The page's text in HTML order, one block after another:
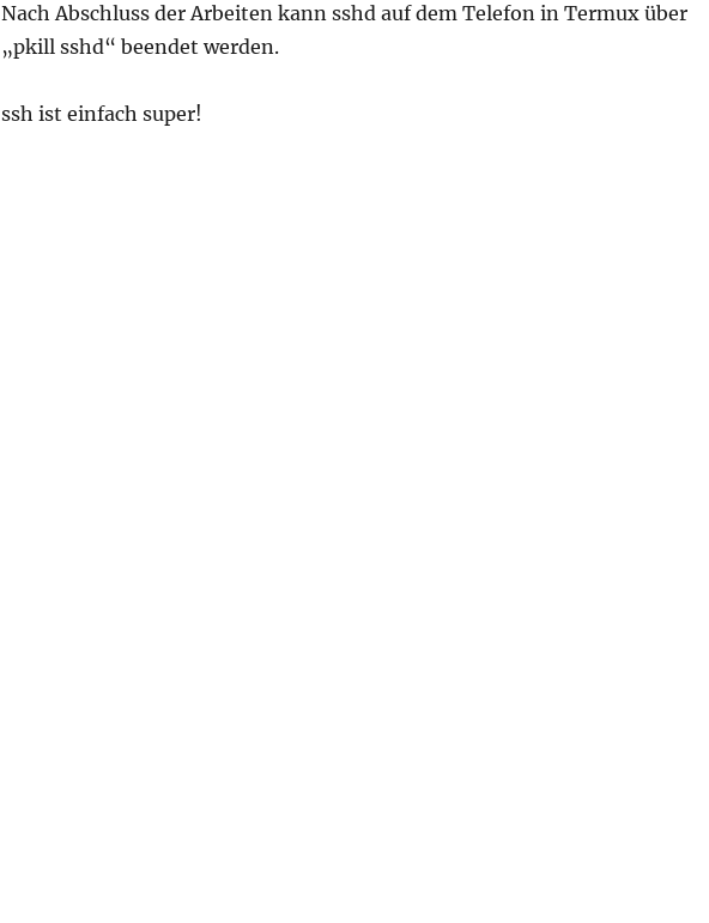
Nach Abschluss der Arbeiten kann sshd auf dem Telefon in Termux über
„pkill sshd“ beendet werden.
ssh ist einfach super!